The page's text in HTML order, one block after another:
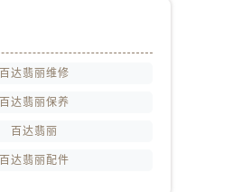
百达翡丽维修
百达翡丽保养
百达翡丽
百达翡丽配件